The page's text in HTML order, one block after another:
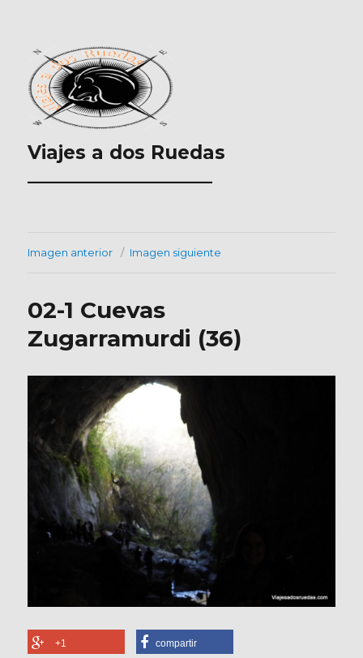
Viajes a dos Ruedas
___________________
Imagen anterior Imagen siguiente
02-1 Cuevas
Zugarramurdi (36)
+1 compartir